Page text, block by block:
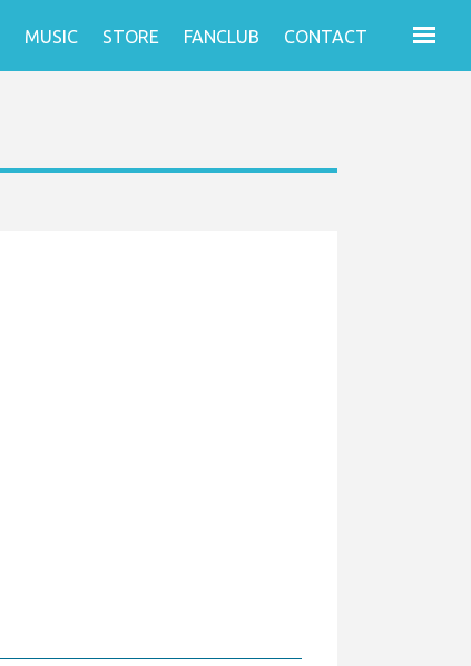
MUSIC STORE FANCLUB CONTACT